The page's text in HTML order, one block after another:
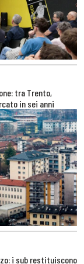
tra Trento,
in sei anni
i sub restituiscono